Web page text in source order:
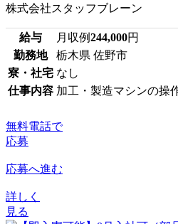
株式会社スタッフブレーン
給与 月収例244,000円
勤務地
栃木県 佐野市
寮・社宅 なし
仕事内容 加工・製造マシンの操
無料電話で
応募
応募へ進む
詳しく
見る